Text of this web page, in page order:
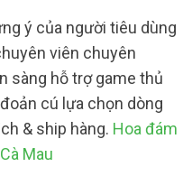
ý của người tiêu dùng
viên chuyên
sàng hỗ trợ game thủ
cú lựa chọn dòng
& ship hàng. Hoa đám
Mau